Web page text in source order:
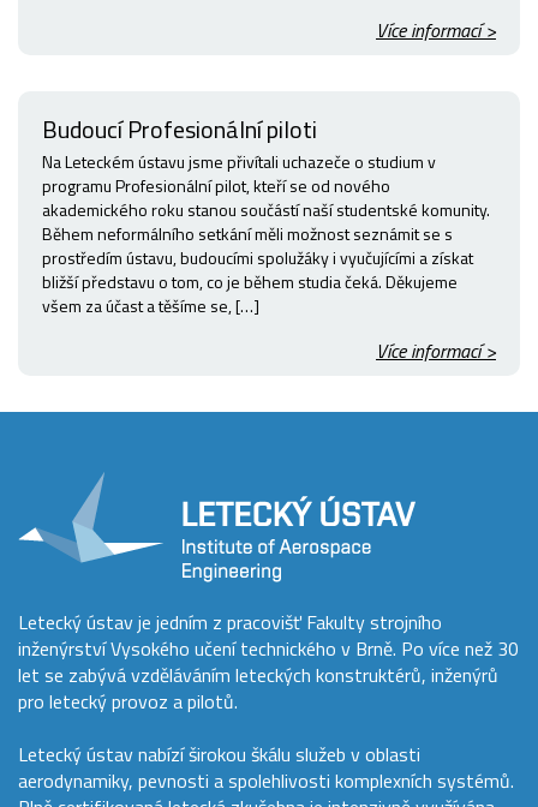
Více informací >
Budoucí Profesionální piloti
Na Leteckém ústavu jsme přivítali uchazeče o studium v
programu Profesionální pilot, kteří se od nového
akademického roku stanou součástí naší studentské komunity.
Během neformálního setkání měli možnost seznámit se s
prostředím ústavu, budoucími spolužáky i vyučujícími a získat
bližší představu o tom, co je během studia čeká. Děkujeme
všem za účast a těšíme se, […]
Více informací >
Letecký ústav je jedním z pracovišť Fakulty strojního
inženýrství Vysokého učení technického v Brně. Po více než 30
let se zabývá vzděláváním leteckých konstruktérů, inženýrů
pro letecký provoz a pilotů.
Letecký ústav nabízí širokou škálu služeb v oblasti
aerodynamiky, pevnosti a spolehlivosti komplexních systémů.